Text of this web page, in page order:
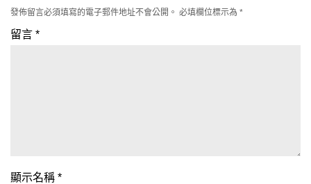
發佈留言必須填寫的電子郵件地址不會公開。 必填欄位標示為 *
留言 *
顯示名稱 *